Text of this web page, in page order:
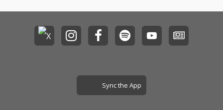
Sync the App